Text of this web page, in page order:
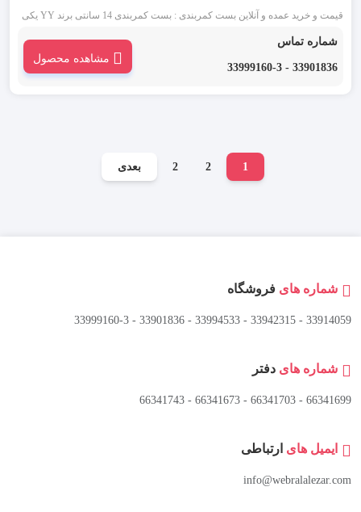
قیمت و خرید عمده و آنلاین بست کمربندی : بست کمربندی 14 سانتی برند YY یکی
کمربندی در دو رنگ بست کمربندی سفید یا بی رنگ و بست کمربندی مشکی موجود
شماره تماس
33901836 - 33999160-3
مشاهده محصول
1
2
2 بعدی
شماره های فروشگاه
33914059 - 33942315 - 33994533 - 33901836 - 33999160-3 ​
شماره های دفتر
66341699 - 66341703 - 66341673 - 66341743
ایمیل های ارتباطی
info@webralalezar.com